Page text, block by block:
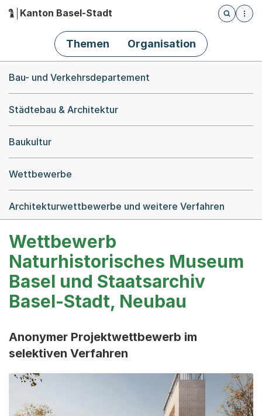
Hauptnavigation
Kanton Basel-Stadt
Öffnet
Themen Organisation
Bau- und Verkehrsdepartement
Städtebau & Architektur
Baukultur
Wettbewerbe
Architekturwettbewerbe und weitere Verfahren
Wettbewerb
Naturhistorisches Museum
Basel und Staatsarchiv
Basel-Stadt, Neubau
Anonymer Projektwettbewerb im
selektiven Verfahren